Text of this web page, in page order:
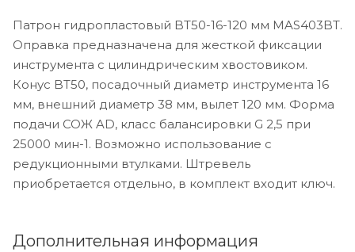
Патрон гидропластовый BT50-16-120 мм MAS403BT.
Оправка предназначена для жесткой фиксации
инструмента с цилиндрическим хвостовиком.
Конус BT50, посадочный диаметр инструмента 16
мм, внешний диаметр 38 мм, вылет 120 мм. Форма
подачи СОЖ AD, класс балансировки G 2,5 при
25000 мин-1. Возможно использование с
редукционными втулками. Штревель
приобретается отдельно, в комплект входит ключ.
Дополнительная информация